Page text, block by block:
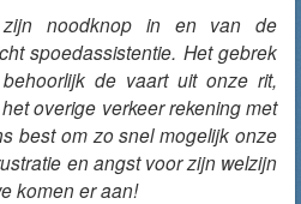
zijn noodknop in en van de
spoedassistentie. Het gebrek
de vaart uit onze rit,
overige verkeer rekening met
best om zo snel mogelijk onze
en angst voor zijn welzijn
komen er aan!